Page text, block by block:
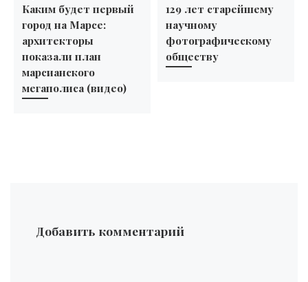
Каким будет первый
город на Марсе:
архитекторы
показали план
марсианского
мегаполиса (видео)
129 лет старейшему
научному
фотографическому
обществу
Добавить комментарий